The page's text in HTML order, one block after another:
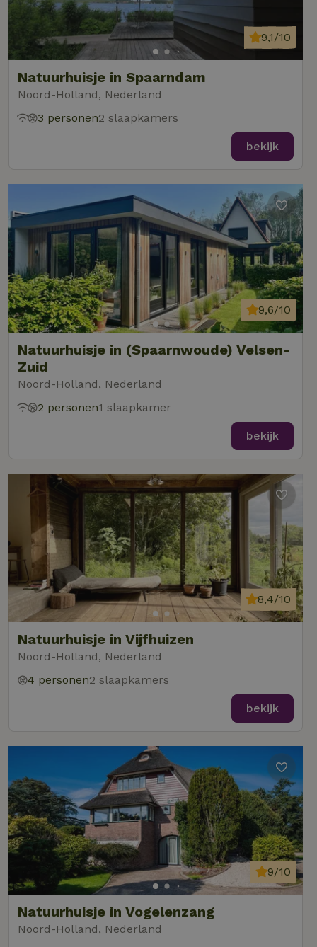
Natuurhuisje in Spaarndam
Noord-Holland, Nederland
9,1/10
3 personen2 slaapkamers
bekijk
Natuurhuisje in (Spaarnwoude) Velsen-
Zuid
Noord-Holland, Nederland
9,6/10
2 personen1 slaapkamer
bekijk
Natuurhuisje in Vijfhuizen
Noord-Holland, Nederland
8,4/10
4 personen2 slaapkamers
bekijk
Natuurhuisje in Vogelenzang
Noord-Holland, Nederland
9/10